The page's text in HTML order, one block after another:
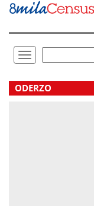
Vai
direttamente
Toggle
navigation
.
ODERZO